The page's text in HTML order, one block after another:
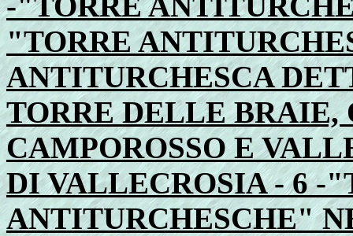
"TORRE
ANTITURCHESCA
TORRE DELLE
CAMPOROSSO E
DI VALLECROSIA - 6 -
ANTITURCHESCHE"